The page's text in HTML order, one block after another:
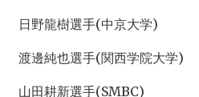
日野龍樹選手(中京大学)
渡邊純也選手(関西学院大学)
山田耕新選手(SMBC)